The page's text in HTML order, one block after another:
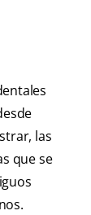
las
que se